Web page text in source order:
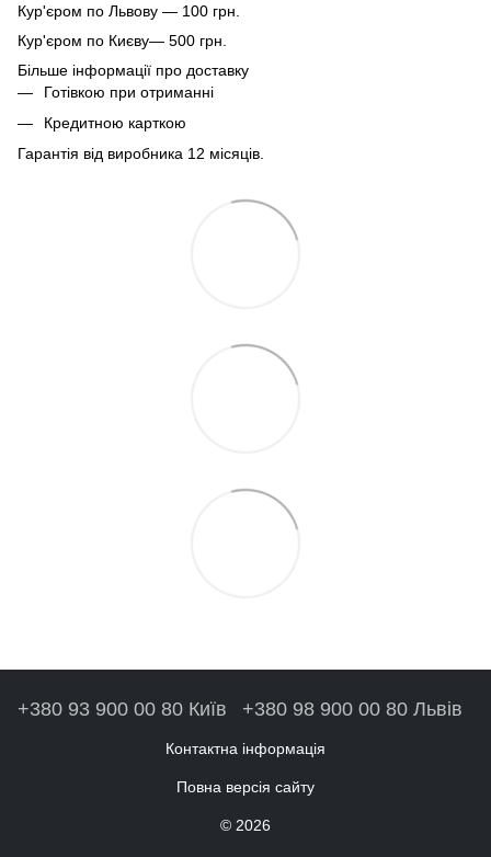
Кур'єром по Львову — 100 грн.
Кур'єром по Києву— 500 грн.
Більше інформації про доставку
Готівкою при отриманні
Кредитною карткою
Гарантія від виробника 12 місяців.
+380 93 900 00 80 Київ +380 98 900 00 80 Львів
Контактна інформація
Повна версія сайту
© 2026